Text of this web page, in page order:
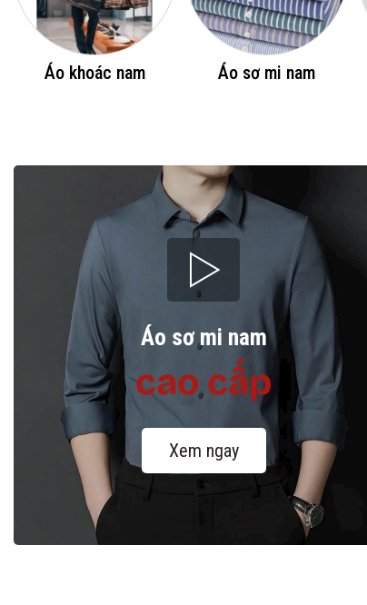
Áo khoác nam Áo sơ mi nam
Áo sơ mi nam
cao cấp
Xem ngay